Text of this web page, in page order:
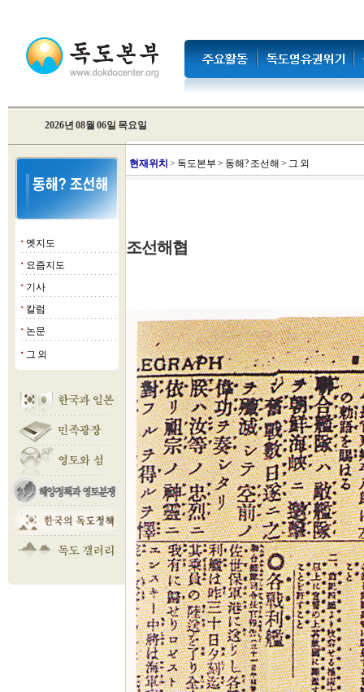
2026년 08월 06일 목요일
■ 옛지도
■ 요즘지도
■ 기사
■ 칼럼
■ 논문
■ 그 외
현재위치 > 독도본부 > 동해? 조선해 > 그 외
조선해협